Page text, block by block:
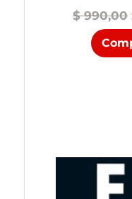
$990,00